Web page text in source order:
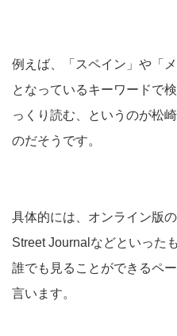
例えば、「スペイン」や「
となっているキーワードで
っくり読む、というのが松
のだそうです。
具体的には、オンライン版
Street Journalなどといった
誰でも見ることができるペ
言います。